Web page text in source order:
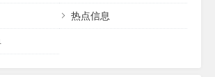
心的服务理念，为外籍人才与用人单位搭建
起一座坚实的桥梁。...
热点信息